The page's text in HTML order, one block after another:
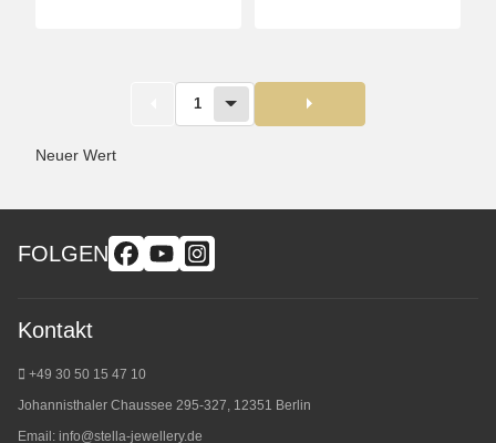
1
Neuer Wert
FOLGEN
Kontakt
+49 30 50 15 47 10
Johannisthaler Chaussee 295-327, 12351 Berlin
Email: info@stella-jewellery.de